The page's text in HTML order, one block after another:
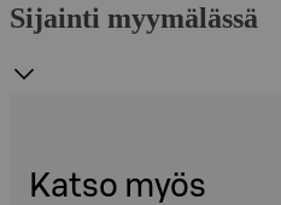
Sijainti myymälässä
Katso myös